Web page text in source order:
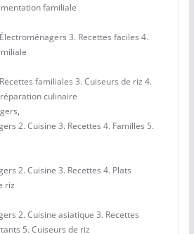
familiale
3. Recettes faciles 4.
familiales 3. Cuiseurs de riz 4.
culinaire
,
2. Cuisine 3. Recettes 4. Familles 5.
2. Cuisine 3. Recettes 4. Plats
riz
2. Cuisine asiatique 3. Recettes
5. Cuiseurs de riz